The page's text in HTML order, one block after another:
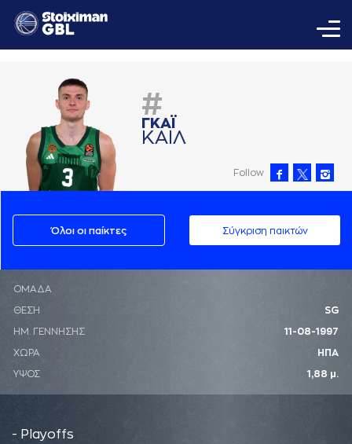
#
ΓΚAΪ
ΚAΙΛ
Follow
Όλοι οι παίκτες Σύγκριση παικτών
ΟΜΑΔΑ
ΘΕΣΗ SG
ΗΜ. ΓΕΝΝΗΣΗΣ 11-08-1997
ΧΩΡΑ ΗΠΑ
ΥΨΟΣ 1,88 μ.
- Playoffs